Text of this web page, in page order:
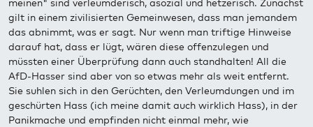
meinen" sind verleumderisch, asozial und hetzerisch. Zunächst
gilt in einem zivilisierten Gemeinwesen, dass man jemandem
das abnimmt, was er sagt. Nur wenn man triftige Hinweise
darauf hat, dass er lügt, wären diese offenzulegen und
müssten einer Überprüfung dann auch standhalten! All die
AfD-Hasser sind aber von so etwas mehr als weit entfernt.
Sie suhlen sich in den Gerüchten, den Verleumdungen und im
geschürten Hass (ich meine damit auch wirklich Hass), in der
Panikmache und empfinden nicht einmal mehr, wie